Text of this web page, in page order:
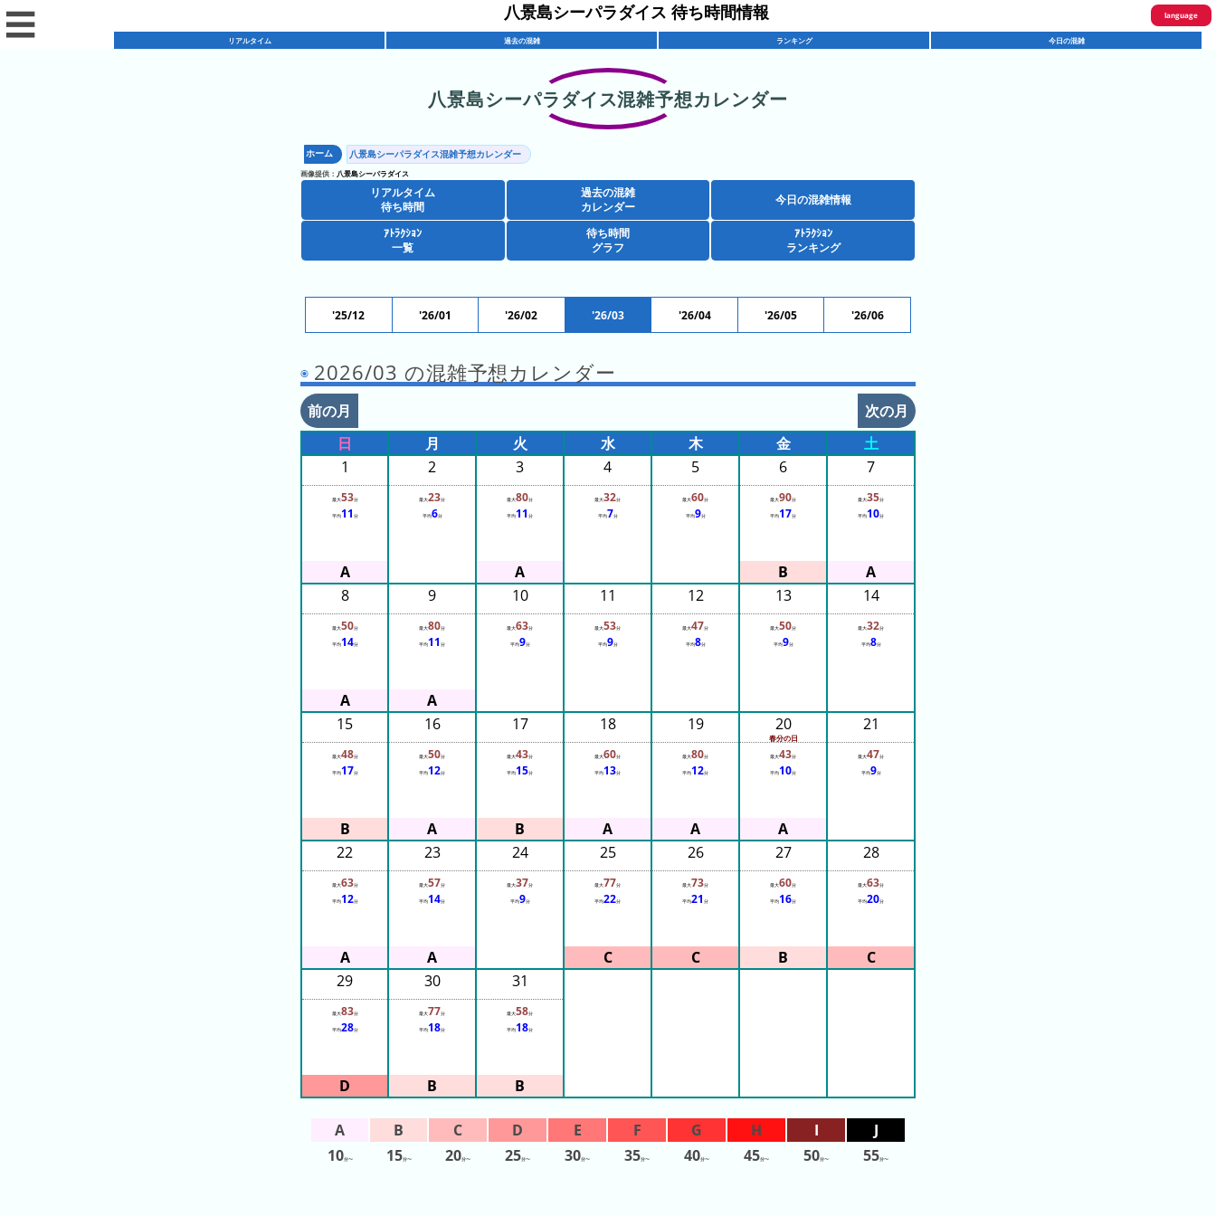
English
☰ 八景島シーパラダイス 待ち時間情報 language
リアルタイム 過去の混雑 ランキング 今日の混雑
八景島シーパラダイス混雑予想カレンダー
ホーム 八景島シーパラダイス混雑予想カレンダー
画像提供： 八景島シーパラダイス
リアルタイム
待ち時間
過去の混雑
カレンダー
今日の混雑情報
ｱﾄﾗｸｼｮﾝ
一覧
待ち時間
グラフ
ｱﾄﾗｸｼｮﾝ
ランキング
'25/12 '26/01 '26/02 '26/03 '26/04 '26/05 '26/06
2026/03 の混雑予想カレンダー
前の月
次の月
日
月 火 水 木 金
土
1
最大53分
平均11 分
2
最大23分
平均6分
3
最大80分
平均11 分
4
最大32分
平均7分
5
最大60分
平均9分
6
最大90分
平均17分
7
最大35分
平均10分
8
最大50分
平均14分
9
最大80分
平均11 分
10
最大63分
平均9分
11
最大53分
平均9分
12
最大47分
平均8分
13
最大50分
平均9分
14
最大32分
平均8分
15
最大48分
平均17分
16
最大50分
平均12分
17
最大43分
平均15分
18
最大60分
平均13分
19
最大80分
平均12分
20
春分の日
最大43分
平均10分
21
最大47分
平均9分
22
最大63分
平均12分
23
最大57分
平均14分
24
最大37分
平均9分
25
最大77分
平均22分
26
最大73分
平均21 分
27
最大60分
平均16分
28
最大63分
平均20分
29
最大83分
平均28分
30
最大77分
平均18分
31
最大58分
平均18分
10分〜 15分〜 20分〜 25分〜 30分〜 35分〜 40分〜 45分〜 50分〜 55分〜